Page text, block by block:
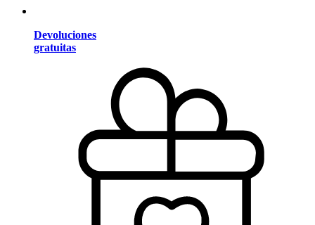
Devoluciones
gratuitas